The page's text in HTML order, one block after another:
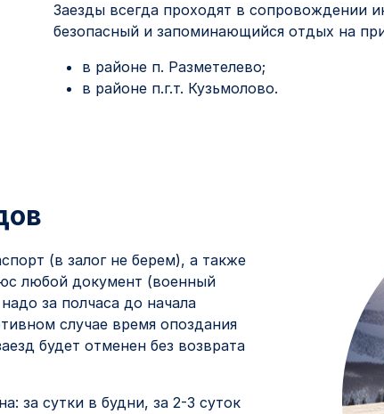
Заезды всегда проходят в сопровождении
безопасный и запоминающийся отдых на
в районе п. Разметелево;
в районе п.г.т. Кузьмолово.
(в залог не берем), а также
любой документ (военный
за полчаса до начала
случае время опоздания
будет отменен без возврата
за сутки в будни, за 2-3 суток